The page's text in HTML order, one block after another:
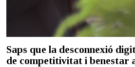
Saps que la desconnexió
de competitivitat i benestar